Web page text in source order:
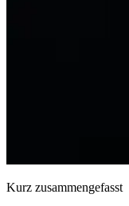
Kurz zusammengefasst